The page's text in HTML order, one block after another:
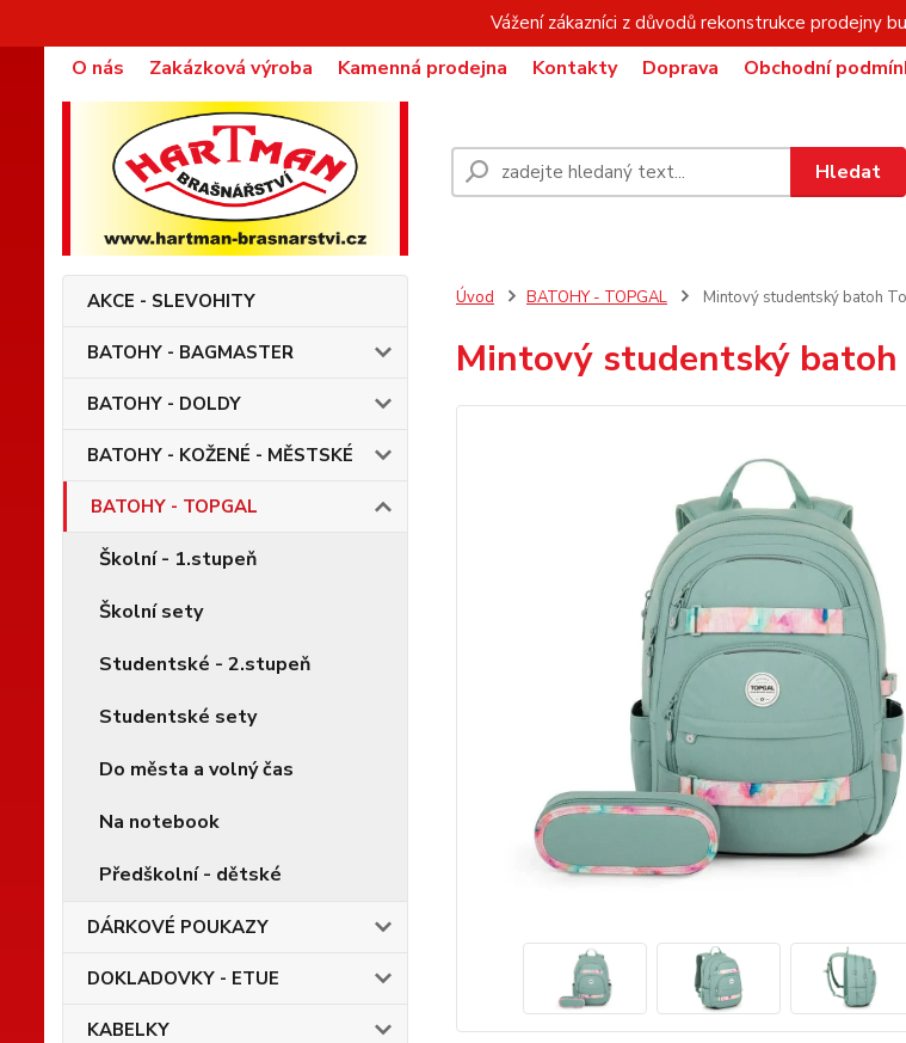
Vážení zákazníci z důvodů rekonstrukce prodejny
O nás Zakázková výroba Kamenná prodejna Kontakty Doprava Obchodní
Hledat
AKCE - SLEVOHITY
BATOHY - BAGMASTER
BATOHY - DOLDY
BATOHY - KOŽENÉ - MĚSTSKÉ
BATOHY - TOPGAL
Školní - 1.stupeň
Školní sety
Studentské - 2.stupeň
Studentské sety
Do města a volný čas
Na notebook
Předškolní - dětské
DÁRKOVÉ POUKAZY
DOKLADOVKY - ETUE
KABELKY
Úvod BATOHY - TOPGAL Mintový studentský batoh
Mintový studentský batoh